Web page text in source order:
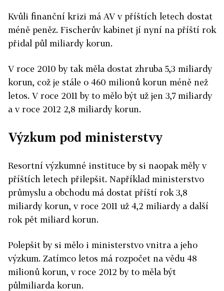
Kvůli finanční krizi má AV v příštích letech dostat
méně peněz. Fischerův kabinet jí nyní na příští rok
přidal půl miliardy korun.
V roce 2010 by tak měla dostat zhruba 5,3 miliardy
korun, což je stále o 460 milionů korun méně než
letos. V roce 2011 by to mělo být už jen 3,7 miliardy
a v roce 2012 2,8 miliardy korun.
Výzkum pod ministerstvy
Resortní výzkumné instituce by si naopak měly v
příštích letech přilepšit. Například ministerstvo
průmyslu a obchodu má dostat příští rok 3,8
miliardy korun, v roce 2011 už 4,2 miliardy a další
rok pět miliard korun.
Polepšit by si mělo i ministerstvo vnitra a jeho
výzkum. Zatímco letos má rozpočet na vědu 48
milionů korun, v roce 2012 by to měla být
půlmiliarda korun.